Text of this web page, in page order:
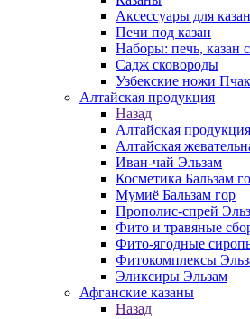
Аксессуары для
Печи под казан
Наборы: печь, казан
Садж сковороды
Узбекские ножи Пчак
Алтайская продукция
Назад
Алтайская продукция
Алтайская
Иван-чай Эльзам
Косметика Бальзам
Мумиё Бальзам гор
Прополис-спрей
Фито и травяные
Фито-ягодные
Фитокомплексы
Эликсиры Эльзам
Афганские казаны
Назад